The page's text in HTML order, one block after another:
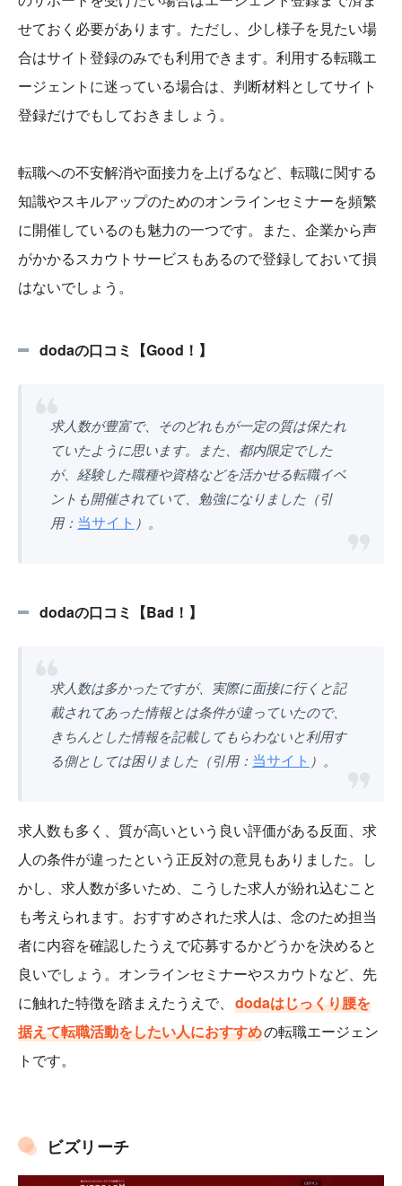
せておく必要があります。ただし、少し様子を見たい場
合はサイト登録のみでも利用できます。利用する転職エ
ージェントに迷っている場合は、判断材料としてサイト
登録だけでもしておきましょう。
転職への不安解消や面接力を上げるなど、転職に関する
知識やスキルアップのためのオンラインセミナーを頻繁
に開催しているのも魅力の一つです。また、企業から声
がかかるスカウトサービスもあるので登録しておいて損
はないでしょう。
dodaの口コミ【Good！】
求人数が豊富で、そのどれもが一定の質は保たれ
ていたように思います。また、都内限定でした
が、経験した職種や資格などを活かせる転職イベ
ントも開催されていて、勉強になりました（引
用： 当サイト ）。
dodaの口コミ【Bad！】
求人数は多かったですが、実際に面接に行くと記
載されてあった情報とは条件が違っていたので、
きちんとした情報を記載してもらわないと利用す
る側としては困りました（引用： 当サイト ）。
求人数も多く、質が高いという良い評価がある反面、求
人の条件が違ったという正反対の意見もありました。し
かし、求人数が多いため、こうした求人が紛れ込むこと
も考えられます。おすすめされた求人は、念のため担当
者に内容を確認したうえで応募するかどうかを決めると
良いでしょう。オンラインセミナーやスカウトなど、先
に触れた特徴を踏まえたうえで、 dodaはじっくり腰を
据えて転職活動をしたい人におすすめの転職エージェン
トです。
ビズリーチ